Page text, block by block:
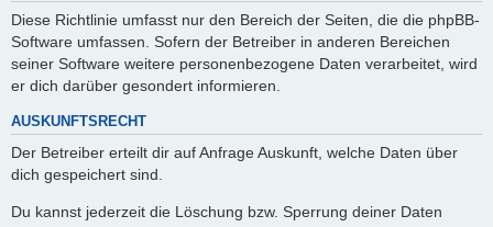
Diese Richtlinie umfasst nur den Bereich der Seiten, die die phpBB-
Software umfassen. Sofern der Betreiber in anderen Bereichen
seiner Software weitere personenbezogene Daten verarbeitet, wird
er dich darüber gesondert informieren.
AUSKUNFTSRECHT
Der Betreiber erteilt dir auf Anfrage Auskunft, welche Daten über
dich gespeichert sind.
Du kannst jederzeit die Löschung bzw. Sperrung deiner Daten